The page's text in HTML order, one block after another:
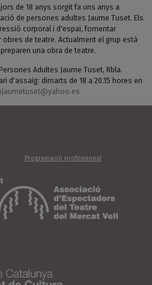
de 18 anys sorgit fa uns anys a
de persones adultes Jaume Tuset. Els
corporal i d'espai, fomentar
de teatre. Actualment el grup està
una obra de teatre.
Adultes Jaume Tuset, Rbla.
d'assaig: dimarts de 18 a 20.15 hores en
Programació professional